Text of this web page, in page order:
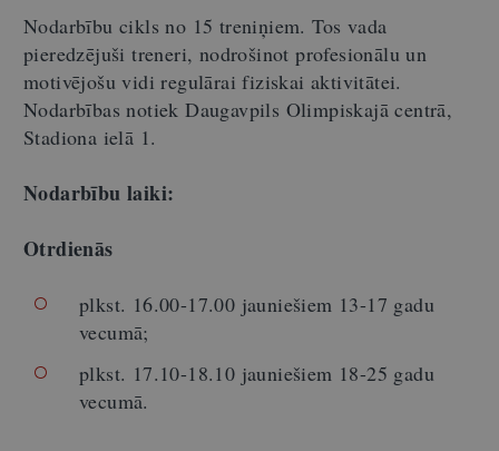
Nodarbību cikls no 15 treniņiem. Tos vada
pieredzējuši treneri, nodrošinot profesionālu un
motivējošu vidi regulārai fiziskai aktivitātei.
Nodarbības notiek Daugavpils Olimpiskajā centrā,
Stadiona ielā 1.
Nodarbību laiki:
Otrdienās
plkst. 16.00-17.00 jauniešiem 13-17 gadu
vecumā;
plkst. 17.10-18.10 jauniešiem 18-25 gadu
vecumā.